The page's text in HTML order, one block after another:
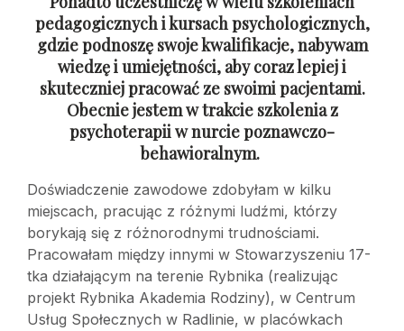
pedagogicznych i kursach psychologicznych,
gdzie podnoszę swoje kwalifikacje, nabywam
wiedzę i umiejętności, aby coraz lepiej i
skuteczniej pracować ze swoimi pacjentami.
Obecnie jestem w trakcie szkolenia z
psychoterapii w nurcie poznawczo-
behawioralnym.
Doświadczenie zawodowe zdobyłam w kilku
miejscach, pracując z różnymi ludźmi, którzy
borykają się z różnorodnymi trudnościami.
Pracowałam między innymi w Stowarzyszeniu 17-
tka działającym na terenie Rybnika (realizując
projekt Rybnika Akademia Rodziny), w Centrum
Usług Społecznych w Radlinie, w placówkach